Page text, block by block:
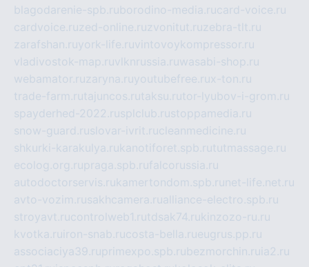
blagodarenie-spb.ruborodino-media.rucard-voice.ru
cardvoice.ruzed-online.ruzvonitut.ruzebra-tlt.ru
zarafshan.ruyork-life.ruvintovoykompressor.ru
vladivostok-map.ruvlknrussia.ruwasabi-shop.ru
webamator.ruzaryna.ruyoutubefree.rux-ton.ru
trade-farm.rutajuncos.rutaksu.rutor-lyubov-i-grom.ru
spayderhed-2022.rusplclub.rustoppamedia.ru
snow-guard.ruslovar-ivrit.rucleanmedicine.ru
shkurki-karakulya.rukanotiforet.spb.rututmassage.ru
ecolog.org.rupraga.spb.rufalcorussia.ru
autodoctorservis.rukamertondom.spb.ru net-life.net.ru
avto-vozim.rusakhcamera.rualliance-electro.spb.ru
stroyavt.rucontrolweb1.rutdsak74.rukinzozo-ru.ru
kvotka.ru iron-snab.rucosta-bella.rueugrus.pp.ru
associaciya39.ruprimexpo.spb.rubezmorchin.ru ia2.ru